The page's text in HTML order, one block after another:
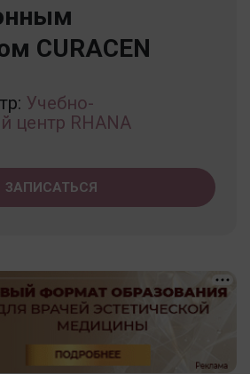
CURACEN
Учебно-
центр RHANA
ЗАПИСАТЬСЯ